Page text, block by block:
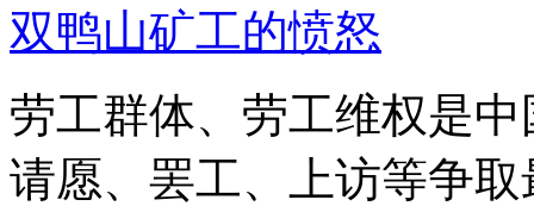
双鸭山矿工的愤怒
劳工群体、劳工维权是
请愿、罢工、上访等争